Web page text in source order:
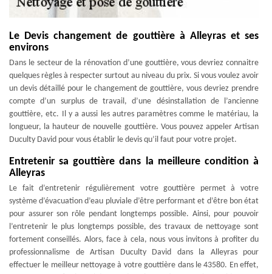
Le Devis changement de gouttière à Alleyras et ses
environs
Dans le secteur de la rénovation d’une gouttière, vous devriez connaitre
quelques règles à respecter surtout au niveau du prix. Si vous voulez avoir
un devis détaillé pour le changement de gouttière, vous devriez prendre
compte d’un surplus de travail, d’une désinstallation de l’ancienne
gouttière, etc. Il y a aussi les autres paramètres comme le matériau, la
longueur, la hauteur de nouvelle gouttière. Vous pouvez appeler Artisan
Duculty David pour vous établir le devis qu’il faut pour votre projet.
Entretenir sa gouttière dans la meilleure condition à
Alleyras
Le fait d’entretenir régulièrement votre gouttière permet à votre
système d’évacuation d’eau pluviale d’être performant et d’être bon état
pour assurer son rôle pendant longtemps possible. Ainsi, pour pouvoir
l’entretenir le plus longtemps possible, des travaux de nettoyage sont
fortement conseillés. Alors, face à cela, nous vous invitons à profiter du
professionnalisme de Artisan Duculty David dans la Alleyras pour
effectuer le meilleur nettoyage à votre gouttière dans le 43580. En effet,